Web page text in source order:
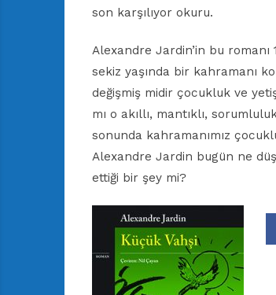
son karşılıyor okuru.
Alexandre Jardin’in bu romanı
sekiz yaşında bir kahramanı
değişmiş midir çocukluk ve
mı o akıllı, mantıklı,
sonunda kahramanımız
Alexandre Jardin bugün ne
ettiği bir şey mi?